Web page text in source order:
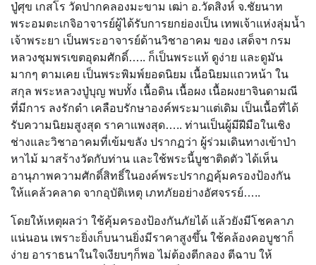
ปู่ศุข เกสโร วัดปากคลองมะขาม เฒ่า อ.วัดสิงห์ จ.ชัยนาท
พระอมตะเกจิอาจารย์ผู้ได้รับการยกย่องเป็น เทพเจ้าแห่งลุ่มน้ำ
เจ้าพระยา เป็นพระอาจารย์ด้านวิชาอาคม ของ เสด็จฯ กรม
หลวงชุมพรเขตอุดมศักดิ์….. ก็เป็นพระแท้ ดูง่าย และดูมัน
มากๆ ตามเคย เป็นพระพิมพ์ยอดนิยม เนื้อนิยมแถวหน้า ใน
สกุล พระหลวงปู่บุญ พบทั้ง เนื้อดิน เนื้อผง เนื้อผงยาจินดามณี
ที่มีการ ลงรักดำ เคลือบรักษาองค์พระมาแต่เดิม เป็นเนื้อที่ได้
รับความนิยมสูงสุด ราคาแพงสุด….. ท่านเป็นผู้มีฝีมือในเชิง
ช่างและวิชาอาคมที่เข้มขลัง ปรากฏว่า ผู้ร่วมเดินทางเข้าป่า
หาไม้ มาสร้างวัดกับท่าน และใช้พระนี้บูชาติดตัว ได้เห็น
อานุภาพความศักดิ์สิทธิ์ในองค์พระปรากฏคุ้มครองป้องกัน
ให้แคล้วคลาด จากอุบัติเหตุ เภทภัยอย่างอัศจรรย์…..
โดยให้เหตุผลว่า ใช้คุ้มครองป้องกันภัยได้ แล้วยังมีโชคลาภ
แน่นอน เพราะยิ่งเก็บนานยิ่งมีราคาสูงขึ้น ใช้คล้องคอบูชาก็
ง่าย อาราธนาในใจเงียบๆก็พอ ไม่ต้องตีกลอง ตีฉาบ ให้